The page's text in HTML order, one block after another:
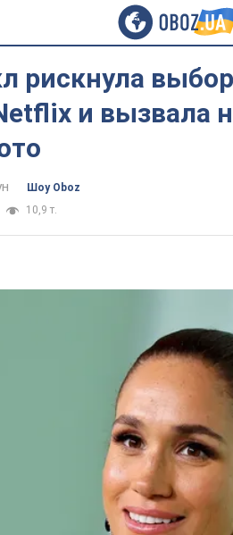
рискнула
и вызвала
Шоу Oboz
10,9 т.